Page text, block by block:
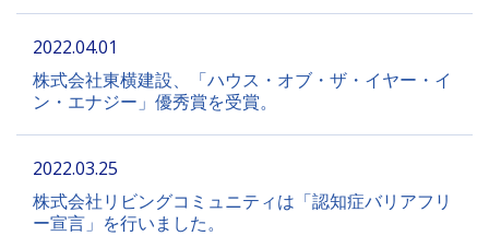
2022.04.01
株式会社東横建設、「ハウス・オブ・ザ・イヤー・イ
ン・エナジー」優秀賞を受賞。
2022.03.25
株式会社リビングコミュニティは「認知症バリアフリ
ー宣言」を行いました。